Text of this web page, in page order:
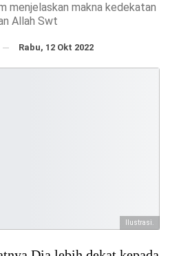
menjelaskan makna kedekatan
Allah Swt
Rabu, 12 Okt 2022
Ilustrasi.